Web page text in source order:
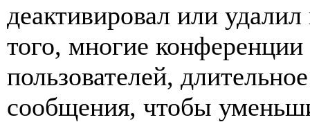
деактивировал или
того, многие
пользователей,
сообщения, чтобы